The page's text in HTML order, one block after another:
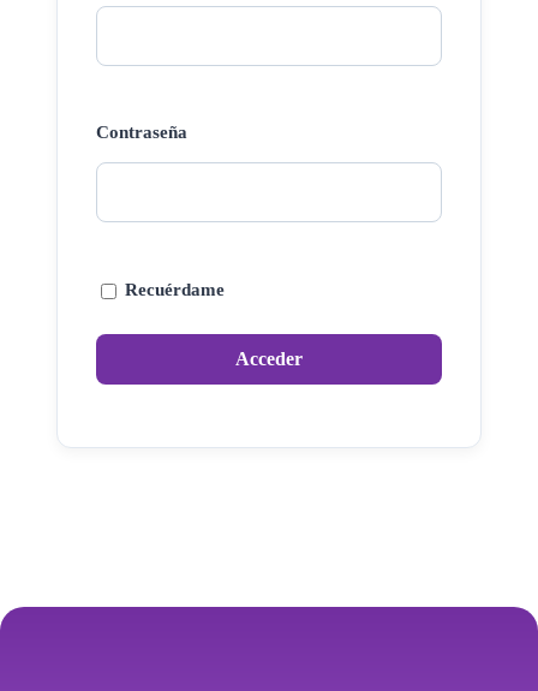
Contraseña
Recuérdame